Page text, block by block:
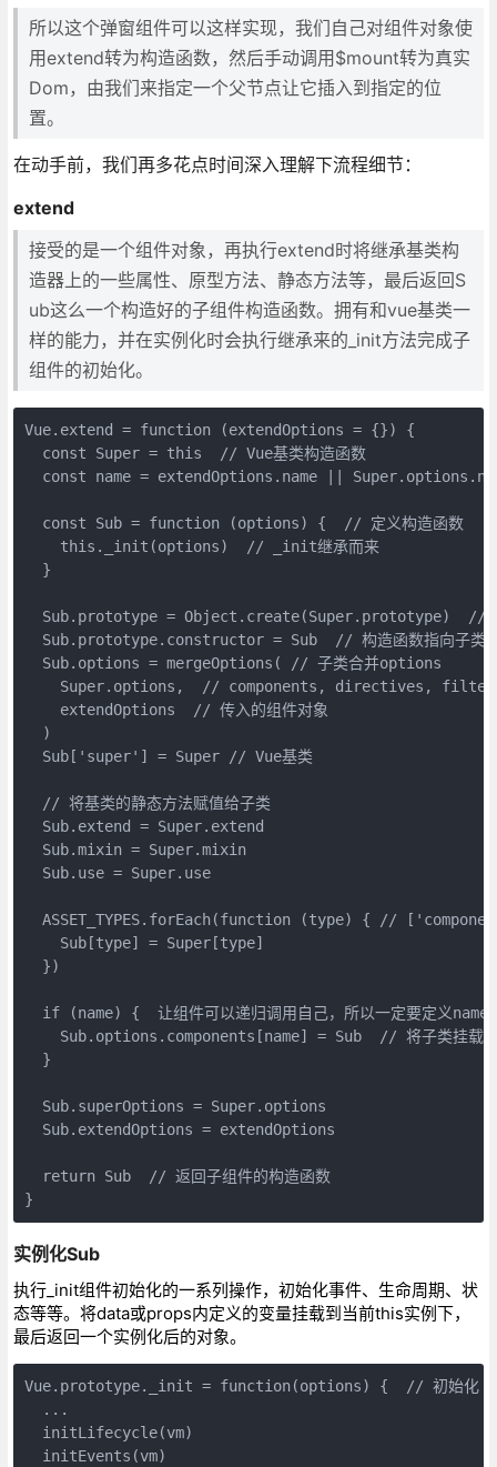
所以这个弹窗组件可以这样实现，我们自己对组件对象使
用extend转为构造函数，然后手动调用$mount转为真实
Dom，由我们来指定一个父节点让它插入到指定的位
置。
在动手前，我们再多花点时间深入理解下流程细节：
extend
接受的是一个组件对象，再执行extend时将继承基类构
造器上的一些属性、原型方法、静态方法等，最后返回S
ub这么一个构造好的子组件构造函数。拥有和vue基类一
样的能力，并在实例化时会执行继承来的_init方法完成子
组件的初始化。
Vue.extend = function (extendOptions = {}) {
  const Super = this  // Vue基类构造函数
const name = extendOptions.name ||
  const Sub = function (options) {  // 定义构造函数
    this._init(options)  // _init继承而来
  }
Sub.prototype = Object.create(Super.prototype)  //
  Sub.prototype.constructor = Sub  // 构造函数指向子类
  Sub.options = mergeOptions( // 子类合并options
Super.options,  // components, directives,
    extendOptions  // 传入的组件对象
  )
  Sub['super'] = Super // Vue基类
  // 将基类的静态方法赋值给子类
  Sub.extend = Super.extend
  Sub.mixin = Super.mixin
  Sub.use = Super.use
ASSET_TYPES.forEach(function (type) { //
    Sub[type] = Super[type]
  })
if (name) {  让组件可以递归调用自己，所以一定要定义name
Sub.options.components[name] = Sub  // 将子类挂载
  }
  Sub.superOptions = Super.options
  Sub.extendOptions = extendOptions
  return Sub  // 返回子组件的构造函数
}
实例化Sub
执行_init组件初始化的一系列操作，初始化事件、生命周期、状
态等等。将data或props内定义的变量挂载到当前this实例下，
最后返回一个实例化后的对象。
Vue.prototype._init = function(options) {  // 初始化
  ...
  initLifecycle(vm)
  initEvents(vm)